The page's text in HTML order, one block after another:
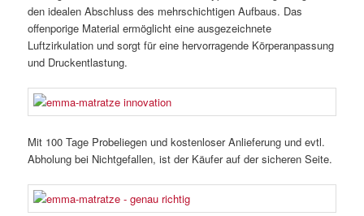
den idealen Abschluss des mehrschichtigen Aufbaus. Das
offenporige Material ermöglicht eine ausgezeichnete
Luftzirkulation und sorgt für eine hervorragende Körperanpassung
und Druckentlastung.
Mit 100 Tage Probeliegen und kostenloser Anlieferung und evtl.
Abholung bei Nichtgefallen, ist der Käufer auf der sicheren Seite.